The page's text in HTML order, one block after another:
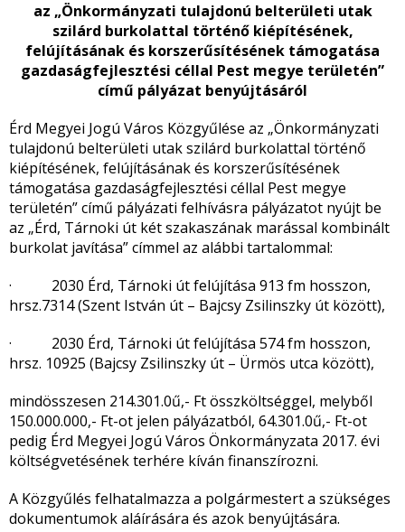
az „Önkormányzati tulajdonú belterületi utak
szilárd burkolattal történő kiépítésének,
felújításának és korszerűsítésének támogatása
gazdaságfejlesztési céllal Pest megye területén”
című pályázat benyújtásáról
Érd Megyei Jogú Város Közgyűlése az „Önkormányzati
tulajdonú belterületi utak szilárd burkolattal történő
kiépítésének, felújításának és korszerűsítésének
támogatása gazdaságfejlesztési céllal Pest megye
területén” című pályázati felhívásra pályázatot nyújt be
az „Érd, Tárnoki út két szakaszának marással kombinált
burkolat javítása” címmel az alábbi tartalommal:
· 2030 Érd, Tárnoki út felújítása 913 fm hosszon,
hrsz.7314 (Szent István út – Bajcsy Zsilinszky út között),
· 2030 Érd, Tárnoki út felújítása 574 fm hosszon,
hrsz. 10925 (Bajcsy Zsilinszky út – Ürmös utca között),
mindösszesen 214.301.0ű,- Ft összköltséggel, melyből
150.000.000,- Ft-ot jelen pályázatból, 64.301.0ű,- Ft-ot
pedig Érd Megyei Jogú Város Önkormányzata 2017. évi
költségvetésének terhére kíván finanszírozni.
A Közgyűlés felhatalmazza a polgármestert a szükséges
dokumentumok aláírására és azok benyújtására.